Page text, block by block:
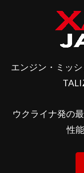
エンジン・ミッ
ウクライナ発の
性